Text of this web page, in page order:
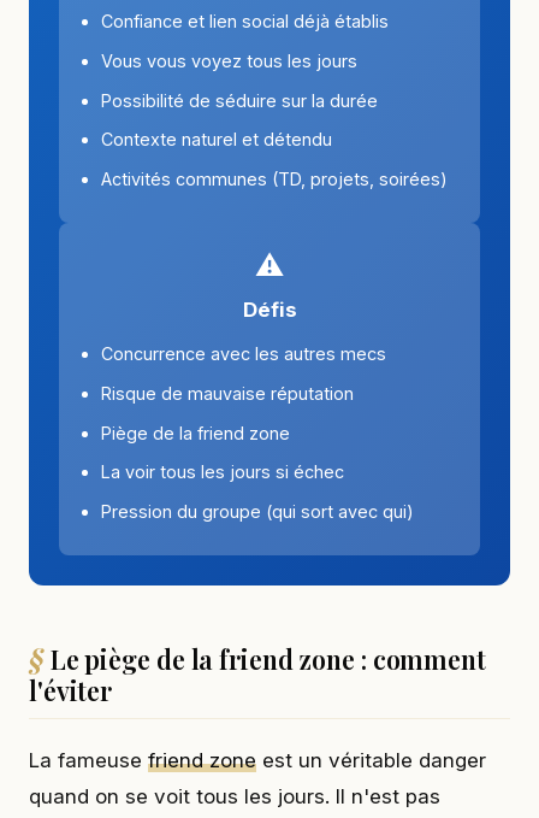
Confiance et lien social déjà établis
Vous vous voyez tous les jours
Possibilité de séduire sur la durée
Contexte naturel et détendu
Activités communes (TD, projets, soirées)
⚠️
Défis
Concurrence avec les autres mecs
Risque de mauvaise réputation
Piège de la friend zone
La voir tous les jours si échec
Pression du groupe (qui sort avec qui)
Le piège de la friend zone : comment
l'éviter
La fameuse friend zone est un véritable danger
quand on se voit tous les jours. Il n'est pas